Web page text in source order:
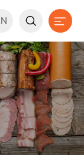
 